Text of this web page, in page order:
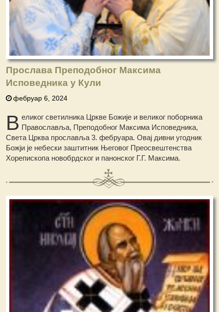
Прослава Преподобног Максима
Исповедника у Кули
фебруар 6, 2024
В еликог светилника Цркве Божије и великог поборника
Православља, Преподобног Максима Исповедника,
Света Црква прославља 3. фебруара. Овај дивни угодник
Божји је небески заштитник Његовог Преосвештенства
Хорепископа новобрдског и панонског Г.Г. Максима.